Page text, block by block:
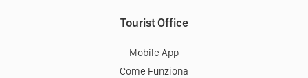
Tourist Office
Mobile App
Come Funziona